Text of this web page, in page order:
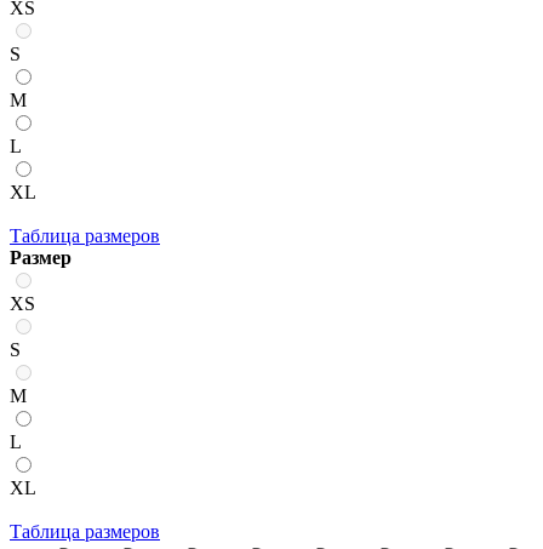
XS
S
M
L
XL
Таблица размеров
Размер
XS
S
M
L
XL
Таблица размеров